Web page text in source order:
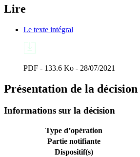
Lire
Le texte intégral
PDF - 133.6 Ko - 28/07/2021
Présentation de la décision
Informations sur la décision
Type d’opération
Partie notifiante
Dispositif(s)